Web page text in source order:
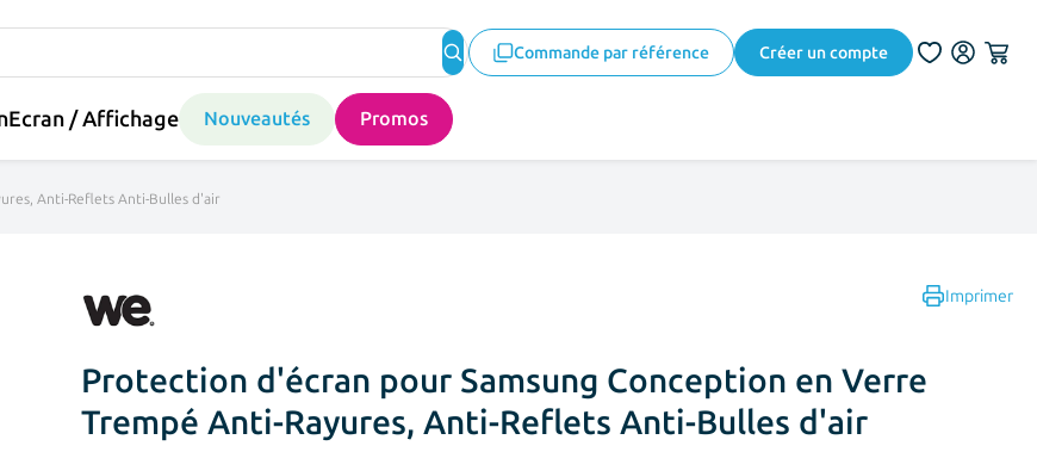
Commande par référence Créer un compte
Ecran / Affichage Nouveautés Promos
Anti-Reflets Anti-Bulles d'air
Imprimer
Protection d'écran pour Samsung Conception en Verre
Trempé Anti-Rayures, Anti-Reflets Anti-Bulles d'air